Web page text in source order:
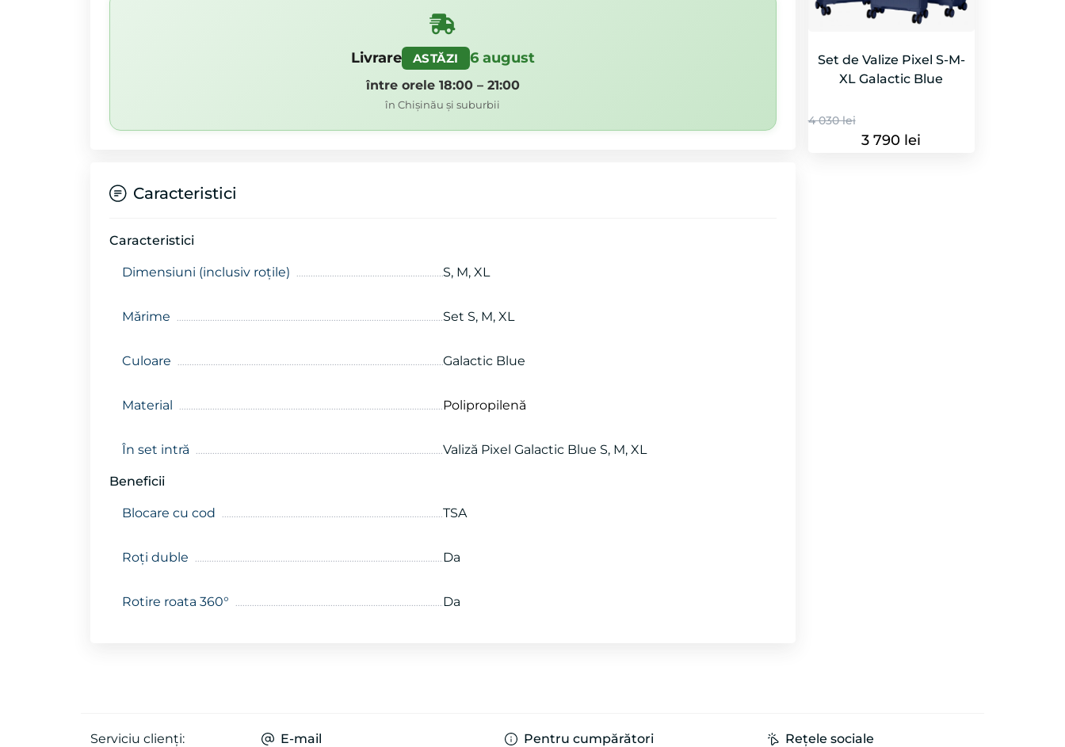
Set de Valize Pixel S-M-
XL Galactic Blue
4 030 lei
3 790 lei
Livrare ASTĂZI 6 august
între orele 18:00 – 21:00
în Chișinău și suburbii
Caracteristici
Caracteristici
Dimensiuni (inclusiv roțile) S, M, XL
Mǎrime Set S, M, XL
Culoare Galactic Blue
Material Polipropilenă
În set intră Valiză Pixel Galactic Blue S, M, XL
Beneficii
Blocare cu cod TSA
Roți duble Da
Rotire roata 360° Da
Serviciu clienți: E-mail Pentru cumpărători Rețele sociale